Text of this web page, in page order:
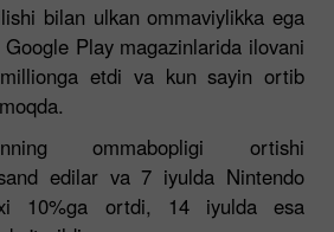
bilan ulkan ommaviylikka ega
Play magazinlarida ilovani
etdi va kun sayin ortib
ommabopligi ortishi
edilar va 7 iyulda Nintendo
10%ga ortdi, 14 iyulda esa